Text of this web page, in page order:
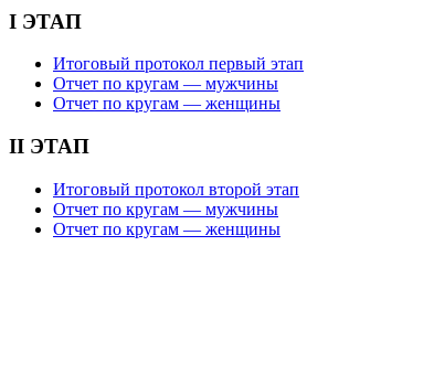
I ЭТАП
Итоговый протокол первый этап
Отчет по кругам — мужчины
Отчет по кругам — женщины
II ЭТАП
Итоговый протокол второй этап
Отчет по кругам — мужчины
Отчет по кругам — женщины